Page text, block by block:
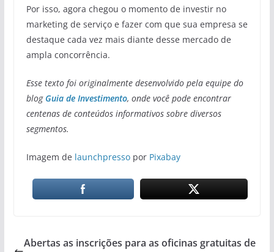
Por isso, agora chegou o momento de investir no
marketing de serviço e fazer com que sua empresa se
destaque cada vez mais diante desse mercado de
ampla concorrência.
Esse texto foi originalmente desenvolvido pela equipe do
blog Guia de Investimento, onde você pode encontrar
centenas de conteúdos informativos sobre diversos
segmentos.
Imagem de launchpressopor Pixabay
Abertas as inscrições para as oficinas gratuitas de